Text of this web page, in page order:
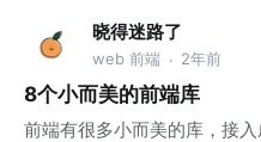
晓得迷路了
web 前端 · 2年前
8个小而美的前端库
前端有很多小而美的库，接